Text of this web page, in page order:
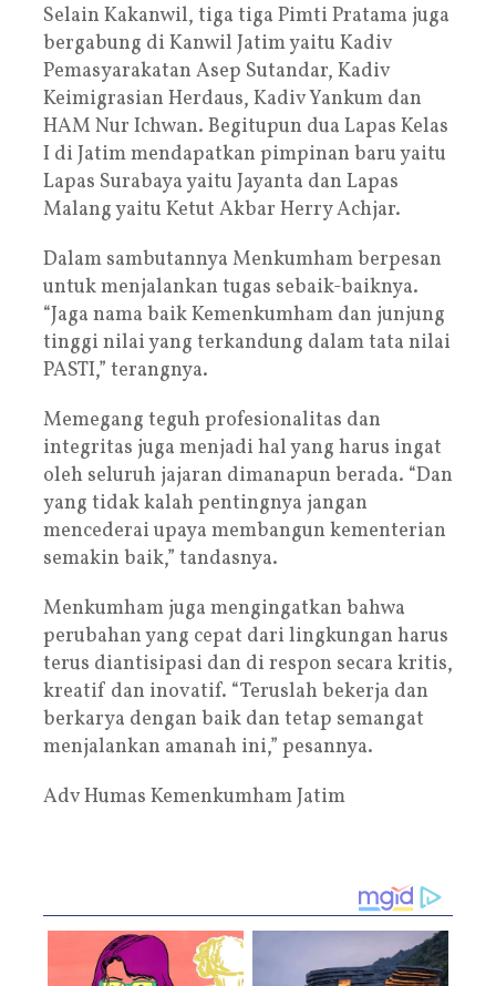
Selain Kakanwil, tiga tiga Pimti Pratama juga
bergabung di Kanwil Jatim yaitu Kadiv
Pemasyarakatan Asep Sutandar, Kadiv
Keimigrasian Herdaus, Kadiv Yankum dan
HAM Nur Ichwan. Begitupun dua Lapas Kelas
I di Jatim mendapatkan pimpinan baru yaitu
Lapas Surabaya yaitu Jayanta dan Lapas
Malang yaitu Ketut Akbar Herry Achjar.
Dalam sambutannya Menkumham berpesan
untuk menjalankan tugas sebaik-baiknya.
“Jaga nama baik Kemenkumham dan junjung
tinggi nilai yang terkandung dalam tata nilai
PASTI,” terangnya.
Memegang teguh profesionalitas dan
integritas juga menjadi hal yang harus ingat
oleh seluruh jajaran dimanapun berada. “Dan
yang tidak kalah pentingnya jangan
mencederai upaya membangun kementerian
semakin baik,” tandasnya.
Menkumham juga mengingatkan bahwa
perubahan yang cepat dari lingkungan harus
terus diantisipasi dan di respon secara kritis,
kreatif dan inovatif. “Teruslah bekerja dan
berkarya dengan baik dan tetap semangat
menjalankan amanah ini,” pesannya.
Adv Humas Kemenkumham Jatim